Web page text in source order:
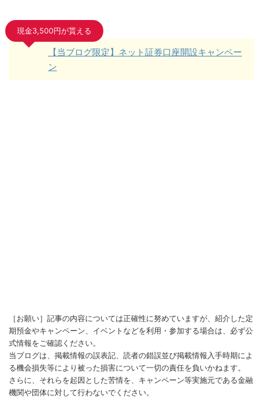
現金3,500円が貰える
【当ブログ限定】ネット証券口座開設キャンペー
ン
［お願い］記事の内容については正確性に努めていますが、紹介した定
期預金やキャンペーン、イベントなどを利用・参加する場合は、必ず公
式情報をご確認ください。
当ブログは、掲載情報の誤表記、読者の錯誤並び掲載情報入手時期によ
る機会損失等により被った損害について一切の責任を負いかねます。
さらに、それらを起因とした苦情を、キャンペーン等実施元である金融
機関や団体に対して行わないでください。